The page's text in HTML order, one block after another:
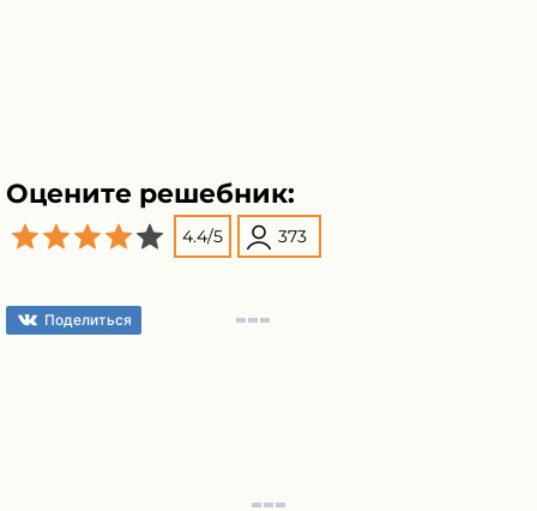
Оцените решебник:
4.4/5 373
Поделиться